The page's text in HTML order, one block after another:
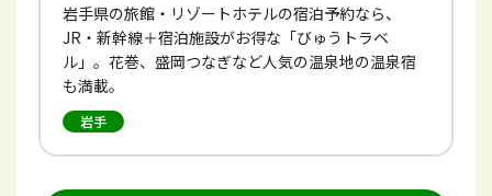
岩手県の旅館・リゾートホテルの宿泊予約なら、
JR・新幹線＋宿泊施設がお得な「びゅうトラベ
ル」。花巻、盛岡つなぎなど人気の温泉地の温泉宿
も満載。
岩手